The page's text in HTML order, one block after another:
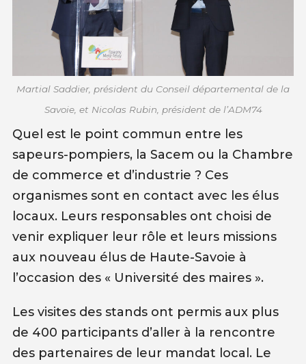
Martial Saddier, président du Conseil départemental de la
Savoie, et Nicolas Rubin, président de l’ADM74
Quel est le point commun entre les
sapeurs-pompiers, la Sacem ou la Chambre
de commerce et d’industrie ? Ces
organismes sont en contact avec les élus
locaux. Leurs responsables ont choisi de
venir expliquer leur rôle et leurs missions
aux nouveau élus de Haute-Savoie à
l’occasion des « Université des maires ».
Les visites des stands ont permis aux plus
de 400 participants d’aller à la rencontre
des partenaires de leur mandat local. Le